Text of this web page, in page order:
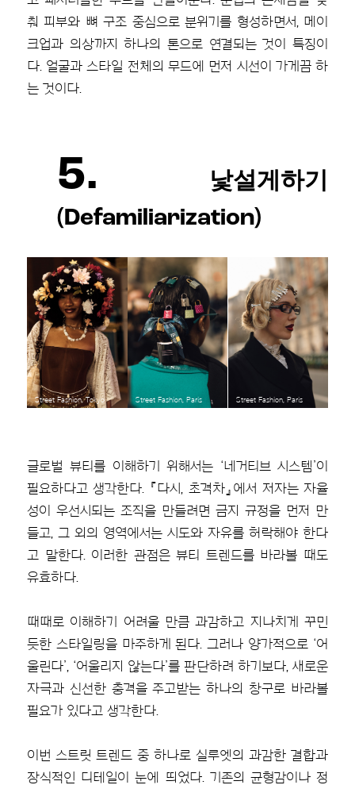
춰 피부와 뼈 구조 중심으로 분위기를 형성하면서, 메이
크업과 의상까지 하나의 톤으로 연결되는 것이 특징이
다. 얼굴과 스타일 전체의 무드에 먼저 시선이 가게끔 하
는 것이다.
5. 낯설게하기
(Defamiliarization)
Street Fashion, Tokyo Street Fashion, Paris Street Fashion, Paris
글로벌 뷰티를 이해하기 위해서는 ‘네거티브 시스템’이
필요하다고 생각한다. 『다시, 초격차』에서 저자는 자율
성이 우선시되는 조직을 만들려면 금지 규정을 먼저 만
들고, 그 외의 영역에서는 시도와 자유를 허락해야 한다
고 말한다. 이러한 관점은 뷰티 트렌드를 바라볼 때도
유효하다.
때때로 이해하기 어려울 만큼 과감하고 지나치게 꾸민
듯한 스타일링을 마주하게 된다. 그러나 양가적으로 ‘어
울린다’, ‘어울리지 않는다’를 판단하려 하기보다, 새로운
자극과 신선한 충격을 주고받는 하나의 창구로 바라볼
필요가 있다고 생각한다.
이번 스트릿 트렌드 중 하나로 실루엣의 과감한 결합과
장식적인 디테일이 눈에 띄었다. 기존의 균형감이나 정